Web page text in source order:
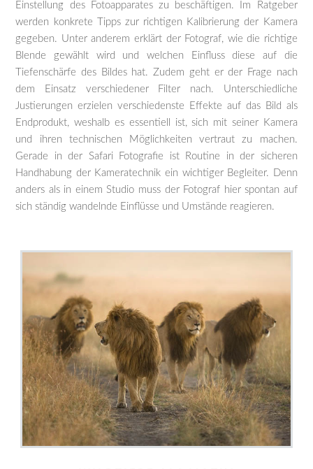
Einstellung des Fotoapparates zu beschäftigen. Im Ratgeber
werden konkrete Tipps zur richtigen Kalibrierung der Kamera
gegeben. Unter anderem erklärt der Fotograf, wie die richtige
Blende gewählt wird und welchen Einfluss diese auf die
Tiefenschärfe des Bildes hat. Zudem geht er der Frage nach
dem Einsatz verschiedener Filter nach. Unterschiedliche
Justierungen erzielen verschiedenste Effekte auf das Bild als
Endprodukt, weshalb es essentiell ist, sich mit seiner Kamera
und ihren technischen Möglichkeiten vertraut zu machen.
Gerade in der Safari Fotografie ist Routine in der sicheren
Handhabung der Kameratechnik ein wichtiger Begleiter. Denn
anders als in einem Studio muss der Fotograf hier spontan auf
sich ständig wandelnde Einflüsse und Umstände reagieren.